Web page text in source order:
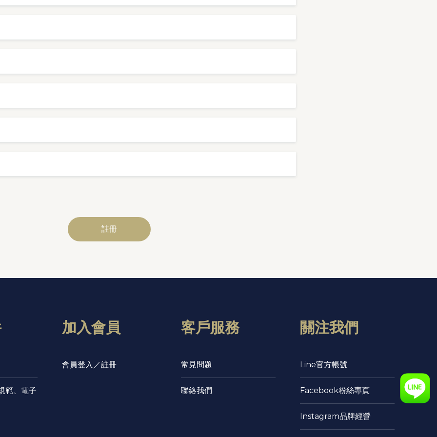
註冊
範、電子
加入會員
會員登入／註冊
客戶服務
常見問題
聯絡我們
關注我們
Line官方帳號
Facebook粉絲專頁
Instagram品牌經營